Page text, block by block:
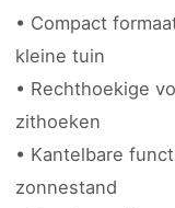
• Compact
kleine tuin
• Rechthoekige
zithoeken
• Kantelbare
zonnestand